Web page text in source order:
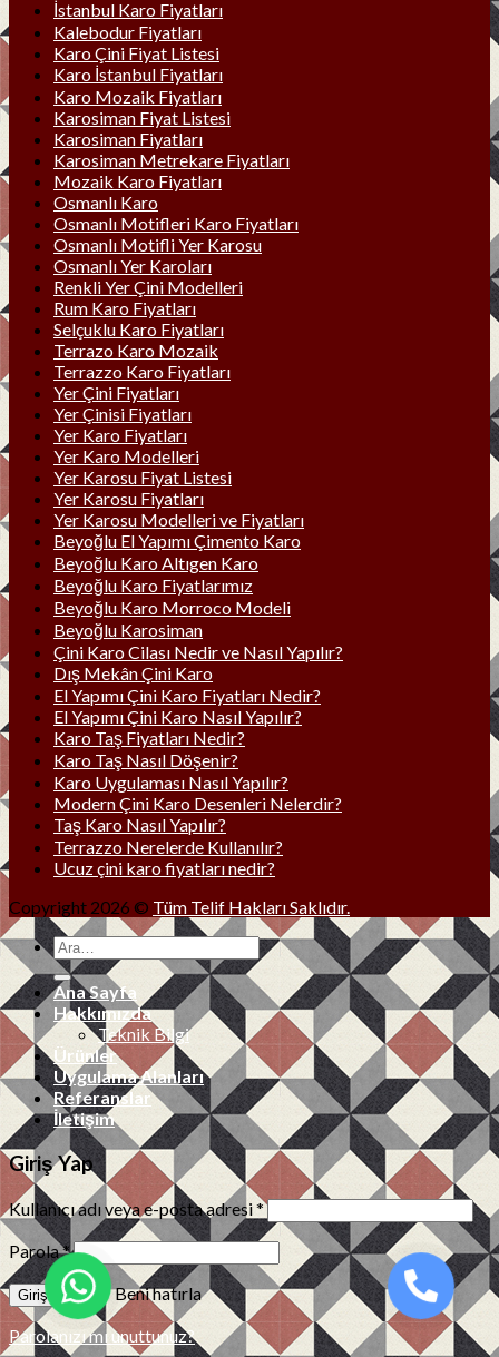
İstanbul Karo Fiyatları
Kalebodur Fiyatları
Karo Çini Fiyat Listesi
Karo İstanbul Fiyatları
Karo Mozaik Fiyatları
Karosiman Fiyat Listesi
Karosiman Fiyatları
Karosiman Metrekare Fiyatları
Mozaik Karo Fiyatları
Osmanlı Karo
Osmanlı Motifleri Karo Fiyatları
Osmanlı Motifli Yer Karosu
Osmanlı Yer Karoları
Renkli Yer Çini Modelleri
Rum Karo Fiyatları
Selçuklu Karo Fiyatları
Terrazo Karo Mozaik
Terrazzo Karo Fiyatları
Yer Çini Fiyatları
Yer Çinisi Fiyatları
Yer Karo Fiyatları
Yer Karo Modelleri
Yer Karosu Fiyat Listesi
Yer Karosu Fiyatları
Yer Karosu Modelleri ve Fiyatları
Beyoğlu El Yapımı Çimento Karo
Beyoğlu Karo Altıgen Karo
Beyoğlu Karo Fiyatlarımız
Beyoğlu Karo Morroco Modeli
Beyoğlu Karosiman
Çini Karo Cilası Nedir ve Nasıl Yapılır?
Dış Mekân Çini Karo
El Yapımı Çini Karo Fiyatları Nedir?
El Yapımı Çini Karo Nasıl Yapılır?
Karo Taş Fiyatları Nedir?
Karo Taş Nasıl Döşenir?
Karo Uygulaması Nasıl Yapılır?
Modern Çini Karo Desenleri Nelerdir?
Taş Karo Nasıl Yapılır?
Terrazzo Nerelerde Kullanılır?
Ucuz çini karo fiyatları nedir?
Copyright 2026 © Tüm Telif Hakları Saklıdır.
Ana Sayfa
Hakkımızda
Teknik Bilgi
Ürünler
Uygulama Alanları
Referanslar
İletişim
Giriş Yap
Kullanıcı adı veya e-posta adresi*
Parola*
Beni hatırla
Parolanızı mı unuttunuz?